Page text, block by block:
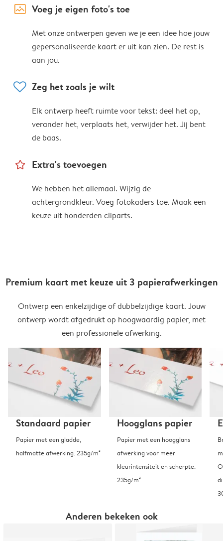
image_placeholder Voeg je eigen foto's toe
Met onze ontwerpen geven we je een idee hoe jouw
gepersonaliseerde kaart er uit kan zien. De rest is
aan jou.
heart Zeg het zoals je wilt
Elk ontwerp heeft ruimte voor tekst: deel het op,
verander het, verplaats het, verwijder het. Jij bent
de baas.
star_outline Extra's toevoegen
We hebben het allemaal. Wijzig de
achtergrondkleur. Voeg fotokaders toe. Maak een
keuze uit honderden cliparts.
Premium kaart met keuze uit 3 papierafwerkingen
Ontwerp een enkelzijdige of dubbelzijdige kaart. Jouw
ontwerp wordt afgedrukt op hoogwaardig papier, met
een professionele afwerking.
Standaard papier
Papier met een gladde,
halfmatte afwerking. 235g/m²
Hoogglans papier
Papier met een hoogglans
afwerking voor meer
kleurintensiteit en scherpte.
235g/m²
Anderen bekeken ook